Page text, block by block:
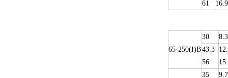
61
16.9
65-250(I)B
30
8.3
43.3
56
35